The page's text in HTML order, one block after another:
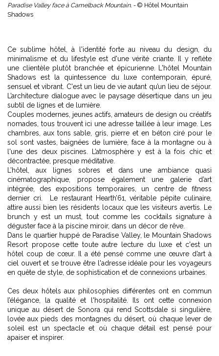
Paradise Valley face à Camelback Mountain. - © Hôtel Mountain
Shadows
Ce sublime hôtel, à l'identité forte au niveau du design, du
minimalisme et du lifestyle est d'une vérité criante. Il y reflète
une clientèle plutôt branchée et épicurienne. L'hôtel Mountain
Shadows est la quintessence du luxe contemporain, épuré,
sensuel et vibrant. C'est un lieu de vie autant qu’un lieu de séjour.
L’architecture dialogue avec le paysage désertique dans un jeu
subtil de lignes et de lumière.
Couples modernes, jeunes actifs, amateurs de design ou créatifs
nomades, tous trouvent ici une adresse taillée à leur image. Les
chambres, aux tons sable, gris, pierre et en béton ciré pour le
sol sont vastes, baignées de lumière, face à la montagne ou à
l'une des deux piscines. L’atmosphère y est à la fois chic et
décontractée, presque méditative.
L’hôtel, aux lignes sobres et dans une ambiance quasi
cinématographique, propose également une galerie d’art
intégrée, des expositions temporaires, un centre de fitness
dernier cri. Le restaurant Hearth’61, véritable pépite culinaire,
attire aussi bien les résidents locaux que les visiteurs avertis. Le
brunch y est un must, tout comme les cocktails signature à
déguster face à la piscine miroir, dans un décor de rêve.
Dans le quartier huppé de Paradise Valley, le Mountain Shadows
Resort propose cette toute autre lecture du luxe et c'est un
hôtel coup de cœur. Il a été pensé comme une œuvre d’art à
ciel ouvert et se trouve être l'adresse idéale pour les voyageurs
en quête de style, de sophistication et de connexions urbaines.
Ces deux hôtels aux philosophies différentes ont en commun
l’élégance, la qualité et l'hospitalité. Ils ont cette connexion
unique au désert de Sonora qui rend Scottsdale si singulière,
lovée aux pieds des montagnes du désert, où chaque lever de
soleil est un spectacle et où chaque détail est pensé pour
apaiser et inspirer.